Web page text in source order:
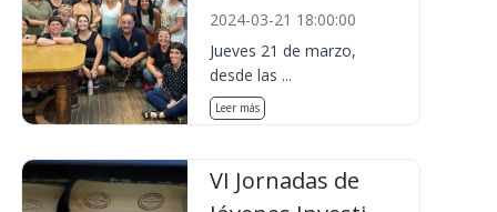
2024-03-21 18:00:00
Jueves 21 de marzo,
desde las ...
Leer más
VI Jornadas de